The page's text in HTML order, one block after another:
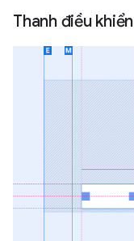
Thanh điều khiển